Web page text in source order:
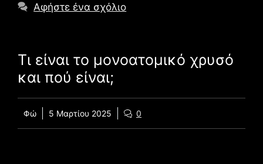
Αφήστε ένα σχόλιο
Τι είναι το μονοατομικό χρυσό
και πού είναι;
Φώ 5 Μαρτίου 2025 0